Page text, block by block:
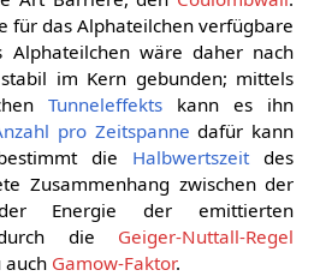
für das Alphateilchen verfügbare
Alphateilchen wäre daher nach
im Kern gebunden; mittels
Tunneleffektskann es ihn
pro Zeitspanne dafür kann
die Halbwertszeit des
Zusammenhang zwischen der
Energie der emittierten
die Geiger-Nuttall-Regel
auch Gamow-Faktor.